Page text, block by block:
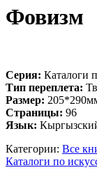
Фовизм
Серия: Каталоги
Тип переплета:
Размер:
Страницы: 96
Язык:
Категории: Все
Каталоги по